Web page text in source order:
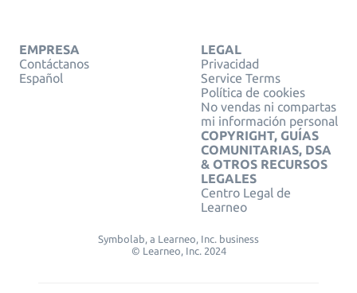
EMPRESA
Contáctanos
Español
LEGAL
Privacidad
Service Terms
Política de cookies
No vendas ni compartas
mi información personal
COPYRIGHT, GUÍAS
COMUNITARIAS, DSA
& OTROS RECURSOS
LEGALES
Centro Legal de
Learneo
Symbolab, a Learneo, Inc. business
© Learneo, Inc. 2024